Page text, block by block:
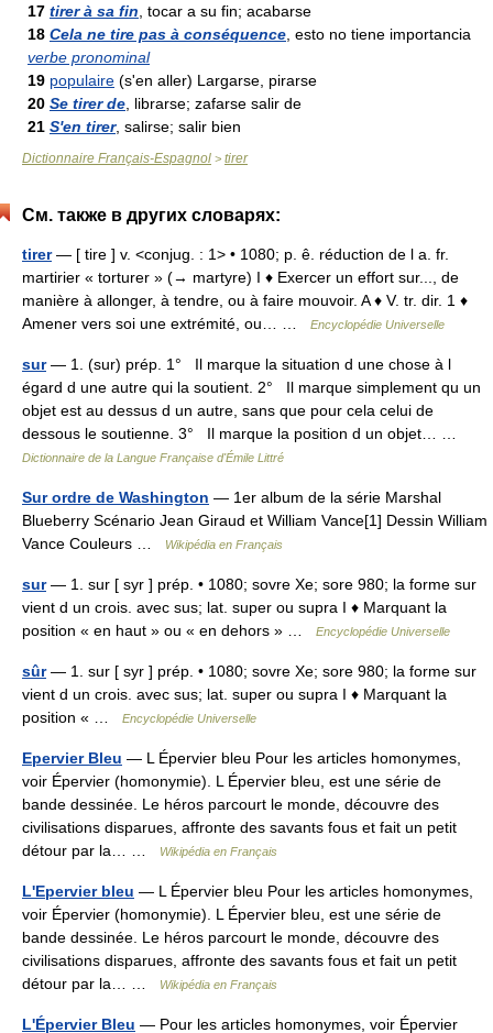
17 tirer à sa fin , tocar a su fin; acabarse
18 Cela ne tire pas à conséquence , esto no tiene importancia
verbe pronominal
19 populaire (s'en aller) Largarse, pirarse
20 Se tirer de , librarse; zafarse salir de
21 S'en tirer, salirse; salir bien
Dictionnaire Français-Espagnol > tirer
См. также в других словарях:
tirer— [ tire ] v. <conjug. : 1> • 1080; p. ê. réduction de l a. fr.
martirier « torturer » (→ martyre) I ♦ Exercer un effort sur..., de
manière à allonger, à tendre, ou à faire mouvoir. A ♦ V. tr. dir. 1 ♦
Amener vers soi une extrémité, ou… …
Encyclopédie Universelle
sur— 1. (sur) prép. 1° Il marque la situation d une chose à l
égard d une autre qui la soutient. 2° Il marque simplement qu un
objet est au dessus d un autre, sans que pour cela celui de
dessous le soutienne. 3° Il marque la position d un objet… …
Dictionnaire de la Langue Française d'Émile Littré
Sur ordre de Washington — 1er album de la série Marshal
Blueberry Scénario Jean Giraud et William Vance[1] Dessin William
Vance Couleurs …
Wikipédia en Français
sur— 1. sur [ syr ] prép. • 1080; sovre Xe; sore 980; la forme sur
vient d un crois. avec sus; lat. super ou supra I ♦ Marquant la
position « en haut » ou « en dehors » …
Encyclopédie Universelle
sûr— 1. sur [ syr ] prép. • 1080; sovre Xe; sore 980; la forme sur
vient d un crois. avec sus; lat. super ou supra I ♦ Marquant la
position « …
Encyclopédie Universelle
Epervier Bleu — L Épervier bleu Pour les articles homonymes,
voir Épervier (homonymie). L Épervier bleu, est une série de
bande dessinée. Le héros parcourt le monde, découvre des
civilisations disparues, affronte des savants fous et fait un petit
détour par la… …
Wikipédia en Français
L'Epervier bleu — L Épervier bleu Pour les articles homonymes,
voir Épervier (homonymie). L Épervier bleu, est une série de
bande dessinée. Le héros parcourt le monde, découvre des
civilisations disparues, affronte des savants fous et fait un petit
détour par la… …
Wikipédia en Français
L'Épervier Bleu — Pour les articles homonymes, voir Épervier